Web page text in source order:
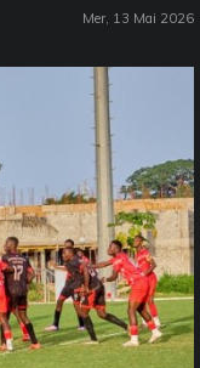
Mer, 13 Mai 2026